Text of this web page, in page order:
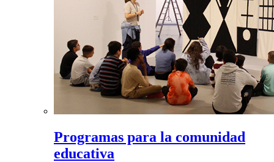
Programas para la comunidad
educativa